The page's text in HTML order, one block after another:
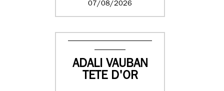
07/08/2026
ADALI VAUBAN
TETE D'OR